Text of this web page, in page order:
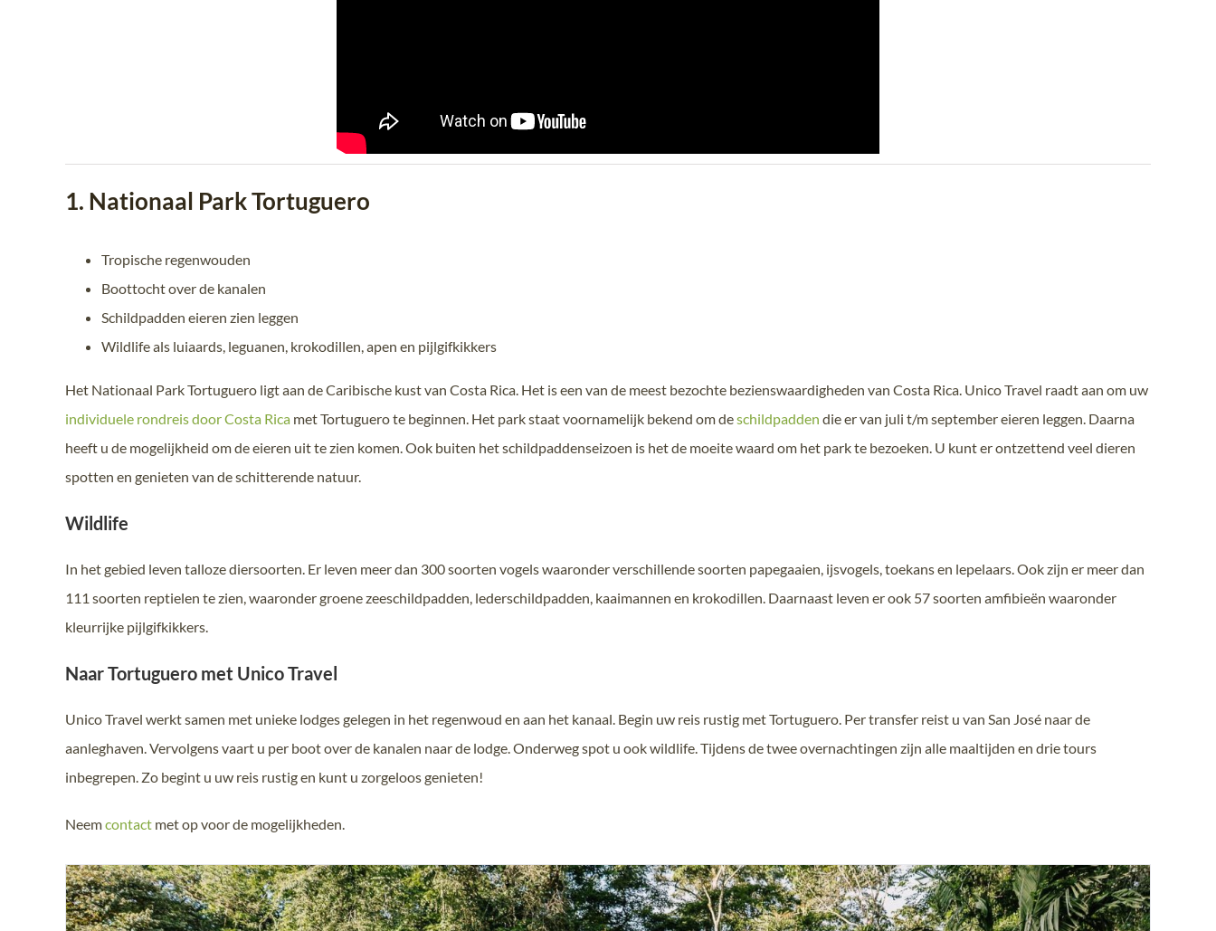
1. Nationaal Park Tortuguero
Tropische regenwouden
Boottocht over de kanalen
Schildpadden eieren zien leggen
Wildlife als luiaards, leguanen, krokodillen, apen en pijlgifkikkers
Het Nationaal Park Tortuguero ligt aan de Caribische kust van Costa Rica. Het is een van de meest bezochte bezienswaardigheden van Costa Rica. Unico Travel raadt aan om uw
individuele rondreis door Costa Rica met Tortuguero te beginnen. Het park staat voornamelijk bekend om deschildpadden die er van juli t/m september eieren leggen. Daarna
heeft u de mogelijkheid om de eieren uit te zien komen. Ook buiten het schildpaddenseizoen is het de moeite waard om het park te bezoeken. U kunt er ontzettend veel dieren
spotten en genieten van de schitterende natuur.
Wildlife
In het gebied leven talloze diersoorten. Er leven meer dan 300 soorten vogels waaronder verschillende soorten papegaaien, ijsvogels, toekans en lepelaars. Ook zijn er meer dan
111 soorten reptielen te zien, waaronder groene zeeschildpadden, lederschildpadden, kaaimannen en krokodillen. Daarnaast leven er ook 57 soorten amfibieën waaronder
kleurrijke pijlgifkikkers.
Naar Tortuguero met Unico Travel
Unico Travel werkt samen met unieke lodges gelegen in het regenwoud en aan het kanaal. Begin uw reis rustig met Tortuguero. Per transfer reist u van San José naar de
aanleghaven. Vervolgens vaart u per boot over de kanalen naar de lodge. Onderweg spot u ook wildlife. Tijdens de twee overnachtingen zijn alle maaltijden en drie tours
inbegrepen. Zo begint u uw reis rustig en kunt u zorgeloos genieten!
Neemcontact met op voor de mogelijkheden.